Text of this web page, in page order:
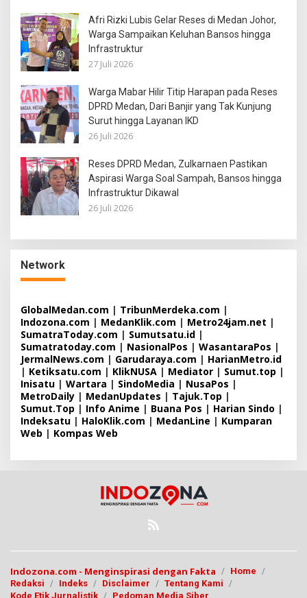
Afri Rizki Lubis Gelar Reses di Medan Johor,
Warga Sampaikan Keluhan Bansos hingga
Infrastruktur
27 Juli 2026
Warga Mabar Hilir Titip Harapan pada Reses
DPRD Medan, Dari Banjir yang Tak Kunjung
Surut hingga Layanan IKD
26 Juli 2026
Reses DPRD Medan, Zulkarnaen Pastikan
Aspirasi Warga Soal Sampah, Bansos hingga
Infrastruktur Dikawal
26 Juli 2026
Network
GlobalMedan.com | TribunMerdeka.com |
Indozona.com | MedanKlik.com | Metro24jam.net |
SumatraToday.com | Sumutsatu.id |
Sumatratoday.com | NasionalPos | WasantaraPos |
JermalNews.com | Garudaraya.com | HarianMetro.id
| Ketiksatu.com | KlikNUSA | Mediator | Sumut.top |
Inisatu | Wartara | SindoMedia | NusaPos |
MetroDaily | MedanUpdates | Tajuk.Top |
Sumut.Top | Info Anime | Buana Pos | Harian Sindo |
Indeksatu | HaloKlik.com | MedanLine | Kumparan
Web | Kompas Web
Indozona.com - Menginspirasi dengan Fakta
Home
Redaksi
Indeks Disclaimer
Tentang Kami
Kode Etik Jurnalistik
Pedoman Media Siber